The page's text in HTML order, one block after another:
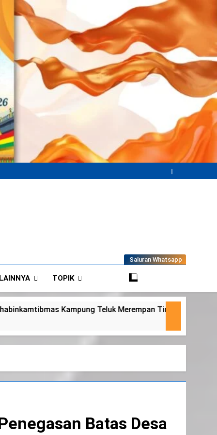
Saluran Whatsapp
TOPIK
Tanaman Jagung Waga
Batas Desa